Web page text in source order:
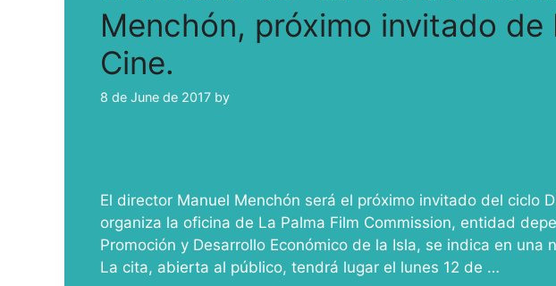
Menchón, próximo invitado de
Cine.
8 de June de 2017 by
El director Manuel Menchón será el próximo invitado del ciclo
organiza la oficina de La Palma Film Commission, entidad
Promoción y Desarrollo Económico de la Isla, se indica en una
La cita, abierta al público, tendrá lugar el lunes 12 de …